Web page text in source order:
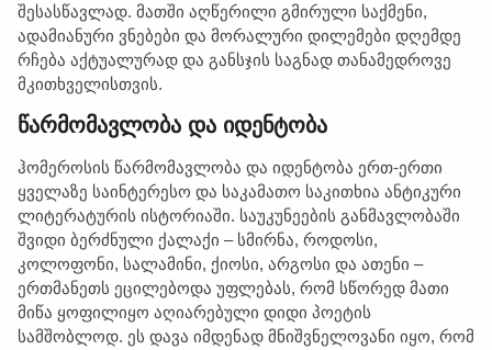
შესასწავლად. მათში აღწერილი გმირული საქმენი,
ადამიანური ვნებები და მორალური დილემები დღემდე
რჩება აქტუალურად და განსჯის საგნად თანამედროვე
მკითხველისთვის.
წარმომავლობა და იდენტობა
ჰომეროსის წარმომავლობა და იდენტობა ერთ-ერთი
ყველაზე საინტერესო და საკამათო საკითხია ანტიკური
ლიტერატურის ისტორიაში. საუკუნეების განმავლობაში
შვიდი ბერძნული ქალაქი – სმირნა, როდოსი,
კოლოფონი, სალამინი, ქიოსი, არგოსი და ათენი –
ერთმანეთს ეცილებოდა უფლებას, რომ სწორედ მათი
მიწა ყოფილიყო აღიარებული დიდი პოეტის
სამშობლოდ. ეს დავა იმდენად მნიშვნელოვანი იყო, რომ